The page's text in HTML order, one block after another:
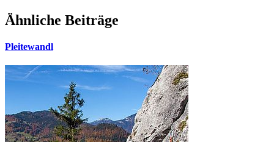
Ähnliche Beiträge
Pleitewandl